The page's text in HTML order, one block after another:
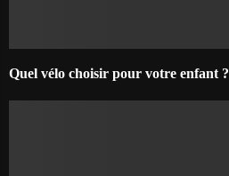
Quel vélo choisir pour votre enfant ?